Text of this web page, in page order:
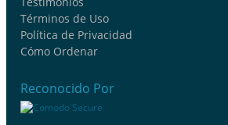
Términos de Uso
Política de Privacidad
Cómo Ordenar
Reconocido Por